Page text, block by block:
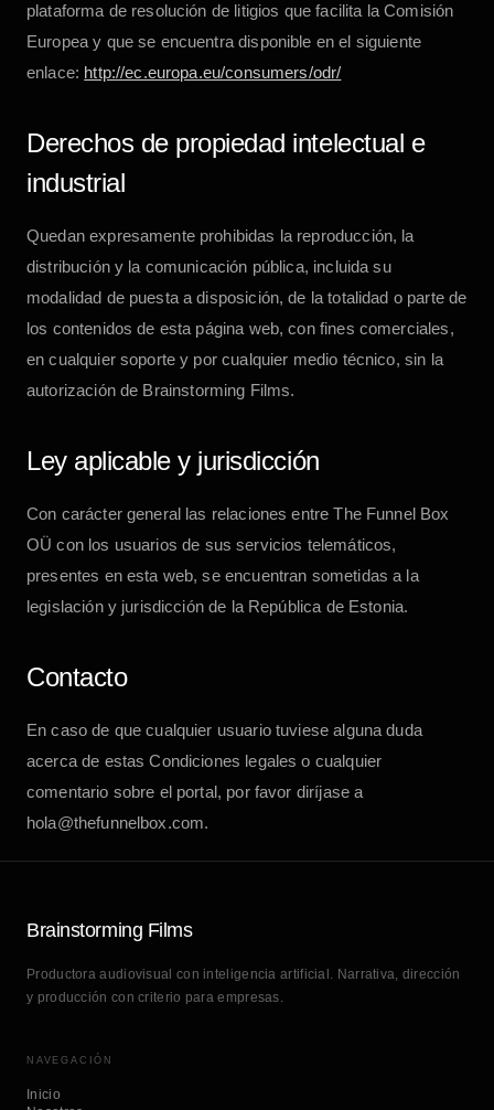
plataforma de resolución de litigios que facilita la Comisión
Europea y que se encuentra disponible en el siguiente
enlace: http://ec.europa.eu/consumers/odr/
Derechos de propiedad intelectual e
industrial
Quedan expresamente prohibidas la reproducción, la
distribución y la comunicación pública, incluida su
modalidad de puesta a disposición, de la totalidad o parte de
los contenidos de esta página web, con fines comerciales,
en cualquier soporte y por cualquier medio técnico, sin la
autorización de Brainstorming Films.
Ley aplicable y jurisdicción
Con carácter general las relaciones entreThe Funnel Box
OÜ con los usuarios de sus servicios telemáticos,
presentes en esta web, se encuentran sometidas a la
legislación y jurisdicción de la República de Estonia.
Contacto
En caso de que cualquier usuario tuviese alguna duda
acerca de estas Condiciones legales o cualquier
comentario sobre el portal, por favor diríjase a
hola@thefunnelbox.com.
Brainstorming Films
Productora audiovisual con inteligencia artificial. Narrativa, dirección
y producción con criterio para empresas.
NAVEGACIÓN
Inicio